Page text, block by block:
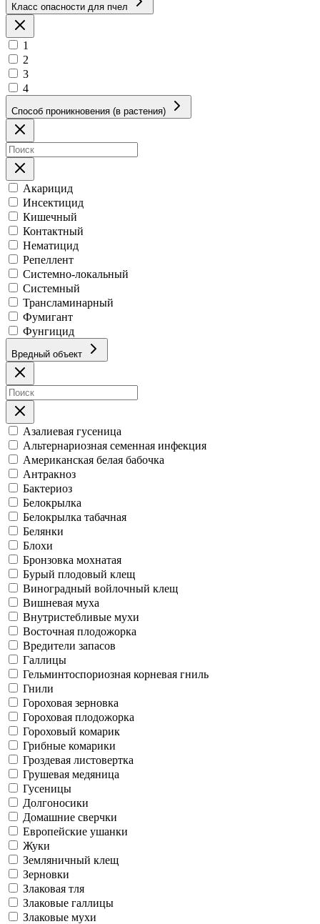
Класс опасности для пчел
1
2
3
4
Способ проникновения (в растения)
Акарицид
Инсектицид
Кишечный
Контактный
Нематицид
Репеллент
Системно-локальный
Системный
Трансламинарный
Фумигант
Фунгицид
Вредный объект
Азалиевая гусеница
Альтернариозная семенная инфекция
Американская белая бабочка
Антракноз
Бактериоз
Белокрылка
Белокрылка табачная
Белянки
Блохи
Бронзовка мохнатая
Бурый плодовый клещ
Виноградный войлочный клещ
Вишневая муха
Внутристебливые мухи
Восточная плодожорка
Вредители запасов
Галлицы
Гельминтоспориозная корневая гниль
Гнили
Гороховая зерновка
Гороховая плодожорка
Гороховый комарик
Грибные комарики
Гроздевая листовертка
Грушевая медяница
Гусеницы
Долгоносики
Домашние сверчки
Европейские ушанки
Жуки
Земляничный клещ
Зерновки
Злаковая тля
Злаковые галлицы
Злаковые мухи